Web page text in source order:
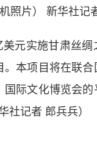
片） 新华社记
元实施甘肃丝绸
本项目将在联
际文化博览会
社记者 郎兵兵）